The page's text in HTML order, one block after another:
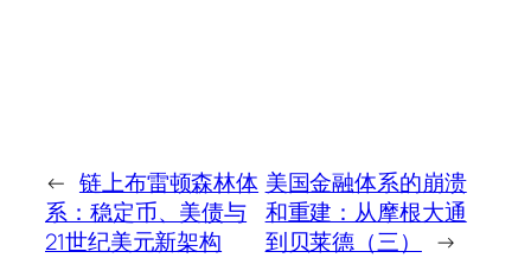
← 链上布雷顿森林体
系：稳定币、美债与
21世纪美元新架构
美国金融体系的崩溃
和重建：从摩根大通
到贝莱德（三）
→